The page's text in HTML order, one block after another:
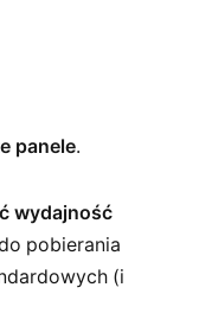
panele.
wydajność
pobierania
(i